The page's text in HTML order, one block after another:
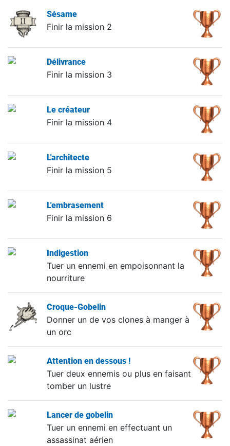
Sésame
Finir la mission 2
Délivrance
Finir la mission 3
Le créateur
Finir la mission 4
L'architecte
Finir la mission 5
L'embrasement
Finir la mission 6
Indigestion
Tuer un ennemi en empoisonnant la
nourriture
Croque-Gobelin
Donner un de vos clones à manger à
un orc
Attention en dessous !
Tuer deux ennemis ou plus en faisant
tomber un lustre
Lancer de gobelin
Tuer un ennemi en effectuant un
assassinat aérien